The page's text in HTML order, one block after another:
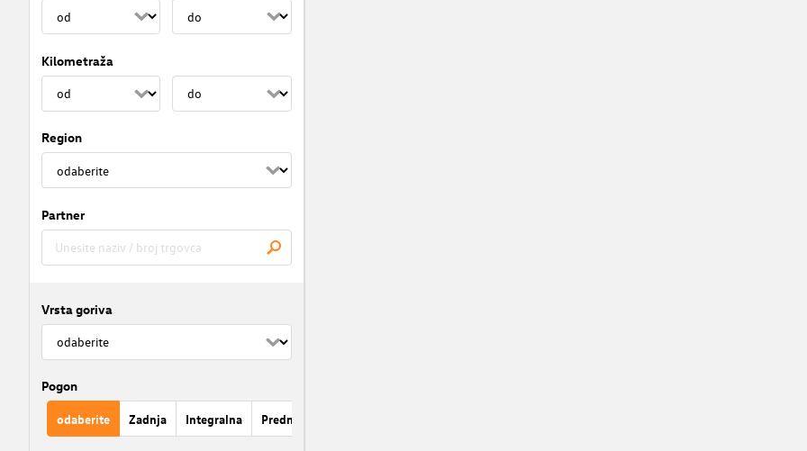
Kilometraža
Region
Partner
Vrsta goriva
Pogon
odaberite Zadnja Integralna Prednja